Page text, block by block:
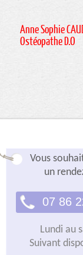
Anne Sophie
Ostéopathe D.O
Vous
un
07 86
Lundi au
Suivant